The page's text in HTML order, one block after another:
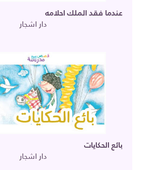
عندما فقد الملك احلامه
دار اشجار
بائع الحكايات
دار اشجار